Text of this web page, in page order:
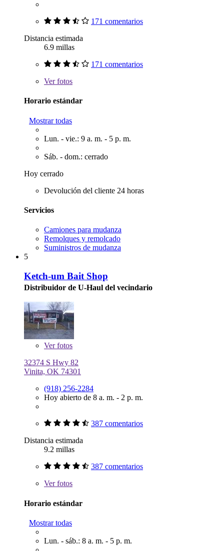
171 comentarios
Distancia estimada
6.9 millas
171 comentarios
Verfotos
Horario estándar
Mostrar todas
Lun. - vie.: 9 a. m. - 5 p. m.
Sáb. - dom.: cerrado
Hoy cerrado
Devolución del cliente 24 horas
Servicios
Camiones para mudanza
Remolques y remolcado
Suministros de mudanza
5
Ketch-um Bait Shop
Distribuidor de U-Haul del vecindario
Verfotos
32374 S Hwy 82
Vinita, OK 74301
(918) 256-2284
Hoy abierto de 8 a. m. - 2 p. m.
387 comentarios
Distancia estimada
9.2 millas
387 comentarios
Verfotos
Horario estándar
Mostrar todas
Lun. - sáb.: 8 a. m. - 5 p. m.